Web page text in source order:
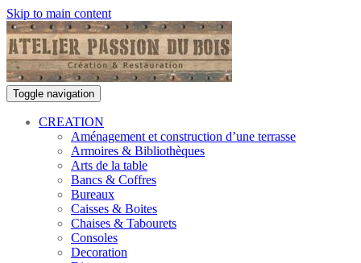
Skip to main content
Toggle navigation
CREATION
Aménagement et construction d’une terrasse
Armoires & Bibliothèques
Arts de la table
Bancs & Coffres
Bureaux
Caisses & Boites
Chaises & Tabourets
Consoles
Decoration